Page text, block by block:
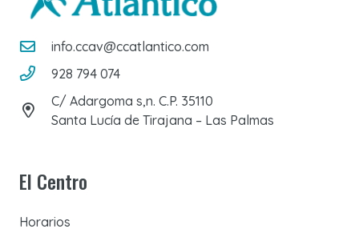
info.ccav@ccatlantico.com
928 794 074
C/ Adargoma s,n. C.P. 35110
Santa Lucía de Tirajana – Las Palmas
El Centro
Horarios